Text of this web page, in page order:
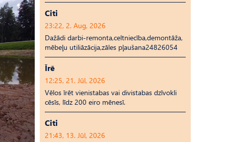
Citi
23:22, 2. Aug, 2026
Dažādi darbi-remonta,celtniecība,demontāža,
mēbeļu utiliāzācija,zāles pļaušana24826054
Īrē
12:25, 21. Jūl, 2026
Vēlos īrēt vienistabas vai divistabas dzīvokli
cēsīs, līdz 200 eiro mēnesī.
Citi
21:43, 13. Jūl, 2026